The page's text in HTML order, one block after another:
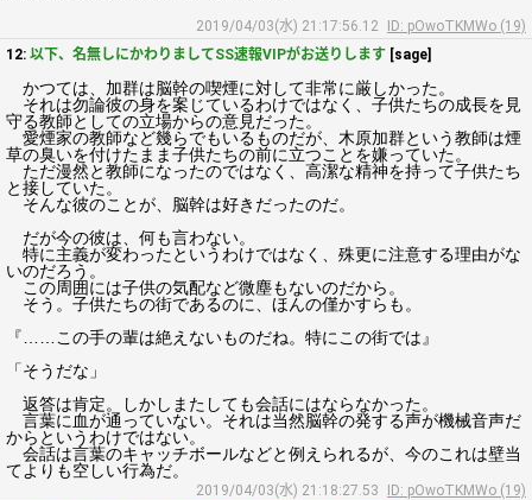
2019/04/03(水) 21:17:56.12
ID: pOwoTKMWo (19)
12: 以下、名無しにかわりましてSS速報VIPがお送りします [sage]
かつては、加群は脳幹の喫煙に対して非常に厳しかった。
それは勿論彼の身を案じているわけではなく、子供たちの成長を見
守る教師としての立場からの意見だった。
愛煙家の教師など幾らでもいるものだが、木原加群という教師は煙
草の臭いを付けたまま子供たちの前に立つことを嫌っていた。
ただ漫然と教師になったのではなく、高潔な精神を持って子供たち
と接していた。
そんな彼のことが、脳幹は好きだったのだ。
だが今の彼は、何も言わない。
特に主義が変わったというわけではなく、殊更に注意する理由がな
いのだろう。
この周囲には子供の気配など微塵もないのだから。
そう。子供たちの街であるのに、ほんの僅かすらも。
『……この手の輩は絶えないものだね。特にこの街では』
「そうだな」
返答は肯定。しかしまたしても会話にはならなかった。
言葉に血が通っていない。それは当然脳幹の発する声が機械音声だ
からというわけではない。
会話は言葉のキャッチボールなどと例えられるが、今のこれは壁当
てよりも空しい行為だ。
2019/04/03(水) 21:18:27.53
ID: pOwoTKMWo (19)